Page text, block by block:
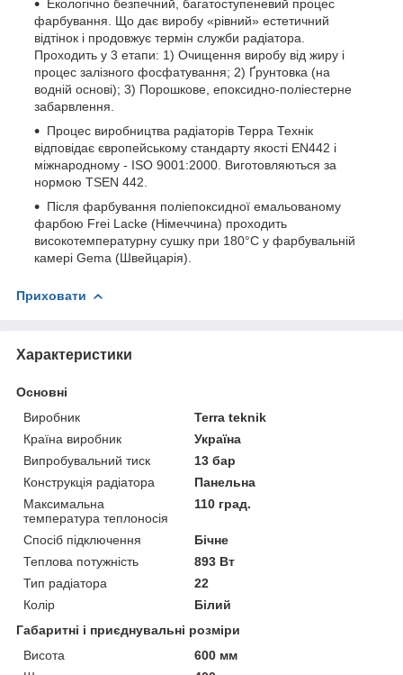
Екологічно безпечний, багатоступеневий процес
фарбування. Що дає виробу «рівний» естетичний
відтінок і продовжує термін служби радіатора.
Проходить у 3 етапи: 1) Очищення виробу від жиру і
процес залізного фосфатування; 2) Ґрунтовка (на
водній основі); 3) Порошкове, епоксидно-поліестерне
забарвлення.
Процес виробництва радіаторів Терра Технік
відповідає європейському стандарту якості EN442 і
міжнародному - ISO 9001:2000. Виготовляються за
нормою TSEN 442.
Після фарбування поліепоксидної емальованому
фарбою Frei Lacke (Німеччина) проходить
високотемпературну сушку при 180°С у фарбувальній
камері Gema (Швейцарія).
Приховати
Характеристики
Основні
Виробник
Terra teknik
Країна виробник
Україна
Випробувальний тиск
13 бар
Конструкція радіатора
Панельна
Максимальна
температура теплоносія
110 град.
Спосіб підключення
Бічне
Теплова потужність
893 Вт
Тип радіатора
22
Колір
Білий
Габаритні і приєднувальні розміри
Висота
600 мм